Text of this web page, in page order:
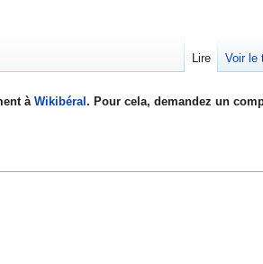
àWikibéral . Pour cela, demandez un
Lire Voir le